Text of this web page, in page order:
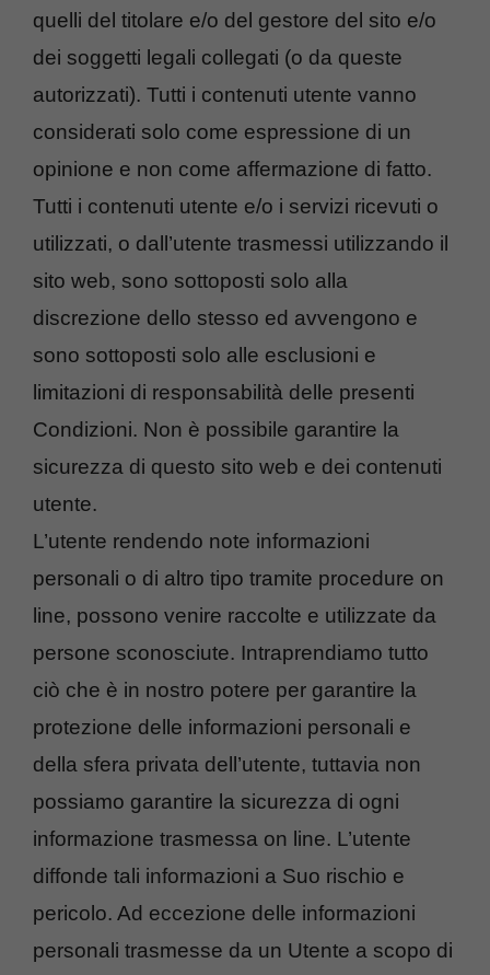
quelli del titolare e/o del gestore del sito e/o
dei soggetti legali collegati (o da queste
autorizzati). Tutti i contenuti utente vanno
considerati solo come espressione di un
opinione e non come affermazione di fatto.
Tutti i contenuti utente e/o i servizi ricevuti o
utilizzati, o dall’utente trasmessi utilizzando il
sito web, sono sottoposti solo alla
discrezione dello stesso ed avvengono e
sono sottoposti solo alle esclusioni e
limitazioni di responsabilità delle presenti
Condizioni. Non è possibile garantire la
sicurezza di questo sito web e dei contenuti
utente.
L’utente rendendo note informazioni
personali o di altro tipo tramite procedure on
line, possono venire raccolte e utilizzate da
persone sconosciute. Intraprendiamo tutto
ciò che è in nostro potere per garantire la
protezione delle informazioni personali e
della sfera privata dell’utente, tuttavia non
possiamo garantire la sicurezza di ogni
informazione trasmessa on line. L’utente
diffonde tali informazioni a Suo rischio e
pericolo. Ad eccezione delle informazioni
personali trasmesse da un Utente a scopo di